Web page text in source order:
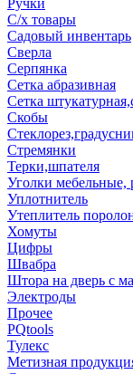
Ручки
С/х товары
Садовый инвентарь
Сверла
Серпянка
Сетка абразивная
Сетка
Скобы
Стремянки
Терки,шпателя
Уголки мебельные,
Уплотнитель
Утеплитель
Хомуты
Цифры
Швабра
Штора на дверь с
Электроды
Прочее
PQtools
Тулекс
Метизная